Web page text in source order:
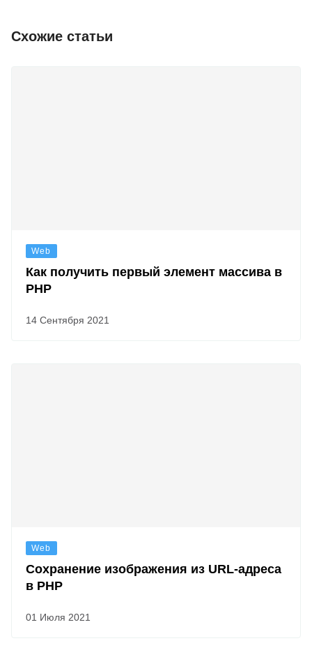
Схожие статьи
Web
Как получить первый элемент массива в
PHP
14 Сентября 2021
Web
Сохранение изображения из URL-адреса
в PHP
01 Июля 2021